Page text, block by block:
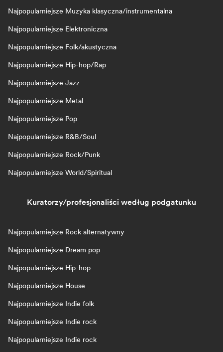
Najpopularniejsze Muzyka klasyczna/instrumentalna
Najpopularniejsze Elektroniczna
Najpopularniejsze Folk/akustyczna
Najpopularniejsze Hip-hop/Rap
Najpopularniejsze Jazz
Najpopularniejsze Metal
Najpopularniejsze Pop
Najpopularniejsze R&B/Soul
Najpopularniejsze Rock/Punk
Najpopularniejsze World/Spiritual
Kuratorzy/profesjonaliści według podgatunku
Najpopularniejsze Rock alternatywny
Najpopularniejsze Dream pop
Najpopularniejsze Hip-hop
Najpopularniejsze House
Najpopularniejsze Indie folk
Najpopularniejsze Indie rock
Najpopularniejsze Indie rock